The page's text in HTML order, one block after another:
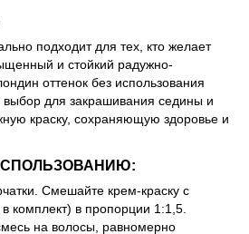
подходит для тех, кто желает
и стойкий радужно-
оттенок без использования
для закрашивания седины и
краску, сохраняющую здоровье и
Смешайте крем-краску с
комплект) в пропорции 1:1,5.
на волосы, равномерно